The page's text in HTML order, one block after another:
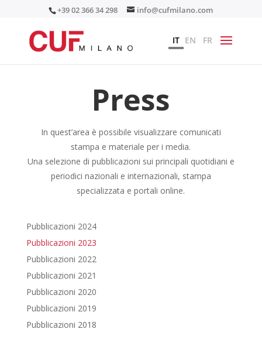
+39 02 366 34 298 info@cufmilano.com
IT EN FR
Press
In quest’area è possibile visualizzare comunicati
stampa e materiale per i media.
Una selezione di pubblicazioni sui principali quotidiani e
periodici nazionali e internazionali, stampa
specializzata e portali online.
Pubblicazioni 2024
Pubblicazioni 2023
Pubblicazioni 2022
Pubblicazioni 2021
Pubblicazioni 2020
Pubblicazioni 2019
Pubblicazioni 2018